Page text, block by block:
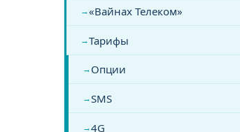
«Вайнах Телеком»
Тарифы
Опции
SMS
4G